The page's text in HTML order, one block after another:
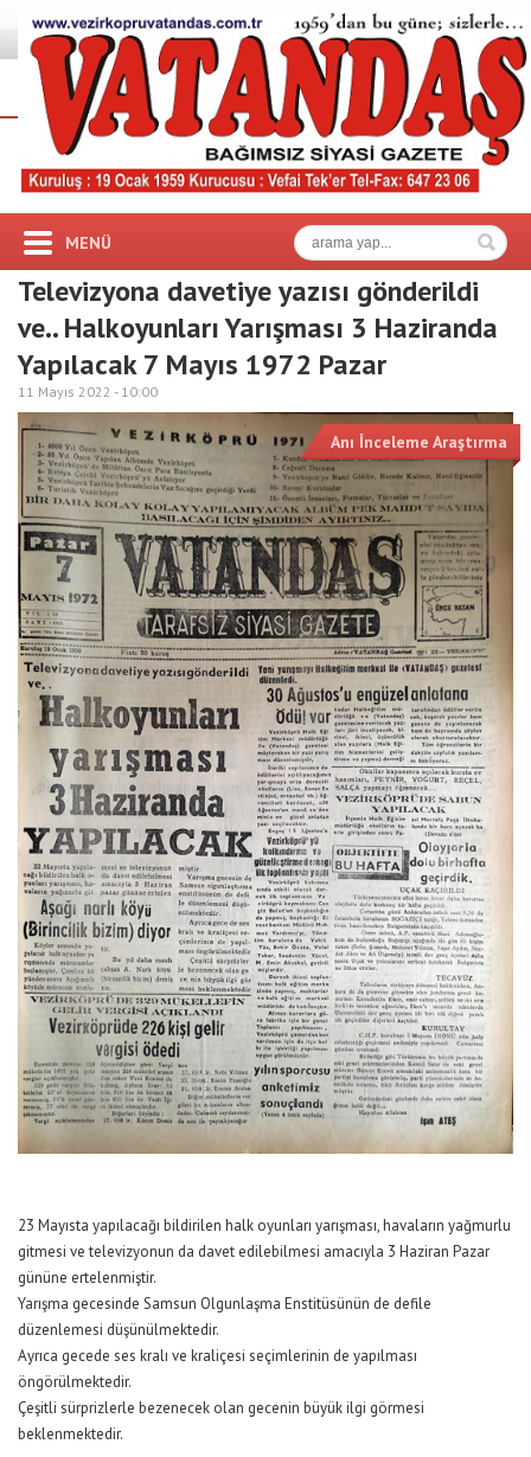
MENÜ
Televizyona davetiye yazısı gönderildi
ve.. Halkoyunları Yarışması 3 Haziranda
Yapılacak 7 Mayıs 1972 Pazar
11 Mayıs 2022 - 10:00
Anı İnceleme Araştırma
23 Mayısta yapılacağı bildirilen halk oyunları yarışması, havaların yağmurlu
gitmesi ve televizyonun da davet edilebilmesi amacıyla 3 Haziran Pazar
gününe ertelenmiştir.
Yarışma gecesinde Samsun Olgunlaşma Enstitüsünün de defile
düzenlemesi düşünülmektedir.
Ayrıca gecede ses kralı ve kraliçesi seçimlerinin de yapılması
öngörülmektedir.
Çeşitli sürprizlerle bezenecek olan gecenin büyük ilgi görmesi
beklenmektedir.